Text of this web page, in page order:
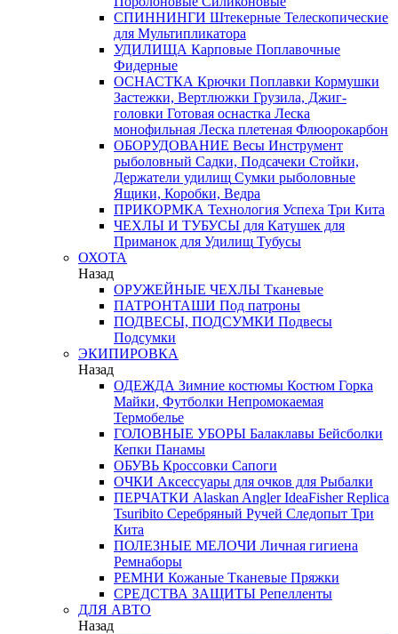
СПИННИНГИ Штекерные Телескопические
для Мультипликатора
УДИЛИЩА Карповые Поплавочные
Фидерные
ОСНАСТКА Крючки Поплавки Кормушки
Застежки, Вертлюжки Грузила, Джиг-
головки Готовая оснастка Леска
монофильная Леска плетеная Флюорокарбон
ОБОРУДОВАНИЕ Весы Инструмент
рыболовный Садки, Подсачеки Стойки,
Держатели удилищ Сумки рыболовные
Ящики, Коробки, Ведра
ПРИКОРМКА Технология Успеха Три Кита
ЧЕХЛЫ И ТУБУСЫ для Катушек для
Приманок для Удилищ Тубусы
ОХОТА
Назад
ОРУЖЕЙНЫЕ ЧЕХЛЫ Тканевые
ПАТРОНТАШИ Под патроны
ПОДВЕСЫ, ПОДСУМКИ Подвесы
Подсумки
ЭКИПИРОВКА
Назад
ОДЕЖДА Зимние костюмы Костюм Горка
Майки, Футболки Непромокаемая
Термобелье
ГОЛОВНЫЕ УБОРЫ Балаклавы Бейсболки
Кепки Панамы
ОБУВЬ Кроссовки Сапоги
ОЧКИ Аксессуары для очков для Рыбалки
ПЕРЧАТКИ Alaskan AnglerIdeaFisherReplica
Tsuribito Серебряный Ручей Следопыт Три
Кита
ПОЛЕЗНЫЕ МЕЛОЧИ Личная гигиена
Ремнаборы
РЕМНИ Кожаные Тканевые Пряжки
СРЕДСТВА ЗАЩИТЫ Репелленты
ДЛЯ АВТО
Назад